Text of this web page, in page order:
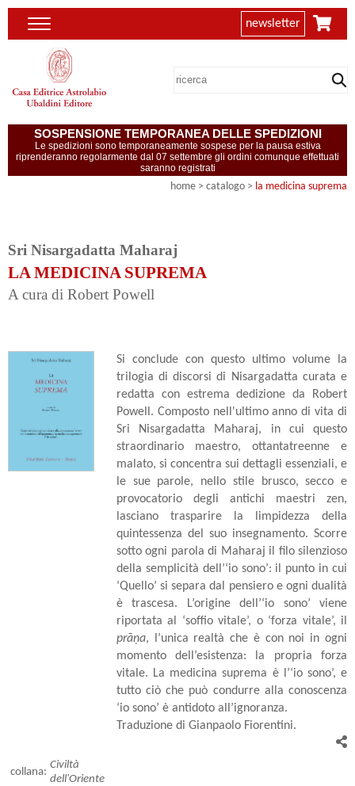
newsletter
SOSPENSIONE TEMPORANEA DELLE SPEDIZIONI
Le spedizioni sono temporaneamente sospese per la pausa estiva
riprenderanno regolarmente dal 07 settembre gli ordini comunque effettuati
saranno registrati
home > catalogo > la medicina suprema
Sri Nisargadatta Maharaj
LA MEDICINA SUPREMA
A cura di Robert Powell
Si conclude con questo ultimo volume la
trilogia di discorsi di Nisargadatta curata e
redatta con estrema dedizione da Robert
Powell. Composto nell'ultimo anno di vita di
Sri Nisargadatta Maharaj, in cui questo
straordinario maestro, ottantatreenne e
malato, si concentra sui dettagli essenziali, e
le sue parole, nello stile brusco, secco e
provocatorio degli antichi maestri zen,
lasciano trasparire la limpidezza della
quintessenza del suo insegnamento. Scorre
sotto ogni parola di Maharaj il filo silenzioso
della semplicità dell’‘io sono’: il punto in cui
‘Quello’ si separa dal pensiero e ogni dualità
è trascesa. L’origine dell’‘io sono’ viene
riportata al ‘soffio vitale’, o ‘forza vitale’, il
prāṇa, l’unica realtà che è con noi in ogni
momento dell’esistenza: la propria forza
vitale. La medicina suprema è l’‘io sono’, e
tutto ciò che può condurre alla conoscenza
‘io sono’ è antidoto all’ignoranza.
Traduzione di Gianpaolo Fiorentini.
collana:
Civiltà
dell'Oriente